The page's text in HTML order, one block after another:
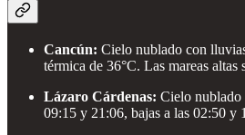
Cancún: Cielo nublado con
térmica de 36°C. Las mareas
Lázaro Cárdenas: Cielo nublado
09:15 y 21:06, bajas a las 02:50 y